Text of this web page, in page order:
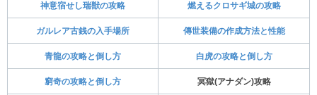
神意宿せし瑞獣の攻略 燃えるクロサギ城の攻略
ガルレア古銭の入手場所 傳世装備の作成方法と性能
青龍の攻略と倒し方 白虎の攻略と倒し方
窮奇の攻略と倒し方 冥獄(アナダン)攻略